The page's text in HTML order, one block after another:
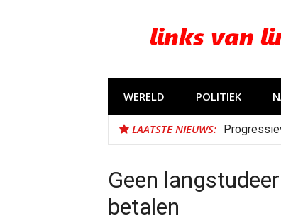
WERELD POLITIEK
LAATSTE NIEUWS:
Geen
betalen